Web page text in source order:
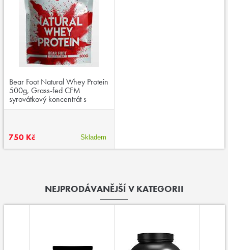
Bear Foot Natural Whey Protein
500g, Grass-fed CFM
syrovátkový koncentrát s
lyofilizovaným ovocem
750 Kč Skladem
NEJPRODÁVANĚJŠÍ V KATEGORII